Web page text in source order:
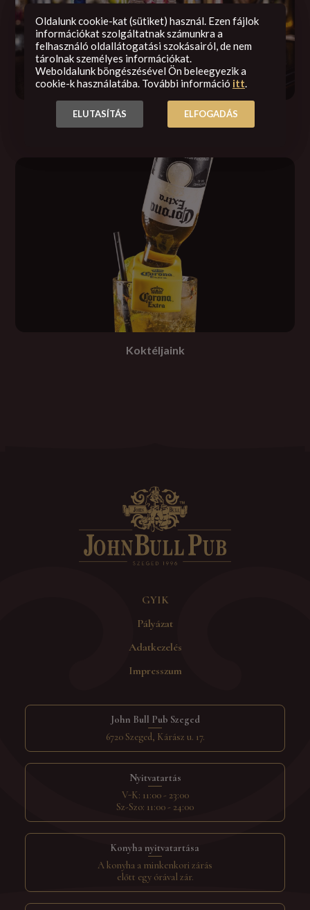
Koktéljaink
GYIK
Pályázat
Adatkezelés
Impresszum
John Bull Pub Szeged
6720 Szeged, Kárász u. 17.
Nyitvatartás
V-K: 11:00 - 23:00
Sz-Szo: 11:00 - 24:00
Konyha nyitvatartása
A konyha a minkenkori zárás
előtt egy órával zár.
Oldalunk cookie-kat (sütiket) használ. Ezen fájlok
információkat szolgáltatnak számunkra a
felhasználó oldallátogatási szokásairól, de nem
tárolnak személyes információkat.
Weboldalunk böngészésével Ön beleegyezik a
cookie-k használatába. További információ itt
ELUTASÍTÁS ELFOGADÁS